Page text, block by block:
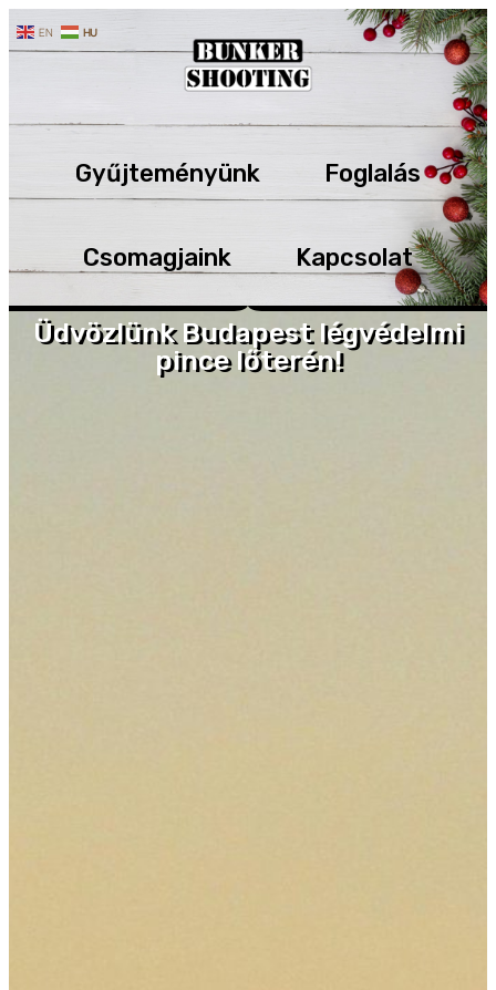
Gyűjteményünk Foglalás
Csomagjaink Kapcsolat
Üdvözlünk Budapest légvédelmi
pince lőterén!
EN HU